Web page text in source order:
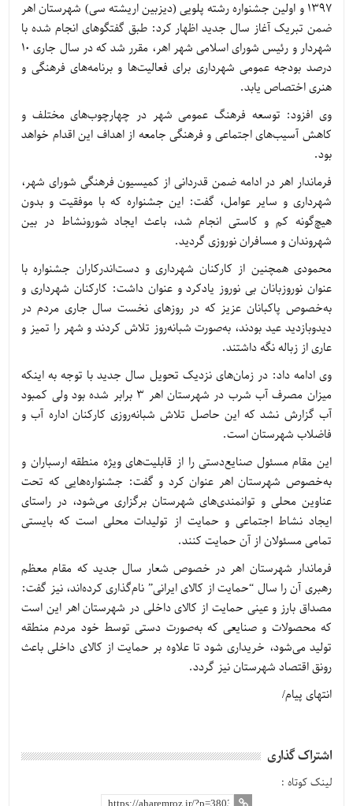
۱۳۹۷ و اولین جشنواره رشته پلویی (دیزبین اریشته سی) شهرستان اهر
ضمن تبریک آغاز سال جدید اظهار کرد: طبق گفتگوهای انجام شده با
شهردار و رئیس شورای اسلامی شهر اهر، مقرر شد که در سال جاری ۱۰
درصد بودجه عمومی شهرداری برای فعالیت‌ها و برنامه‌های فرهنگی و
هنری اختصاص یابد.
وی افزود: توسعه فرهنگ عمومی شهر در چهارچوب‌های مختلف و
کاهش آسیب‌های اجتماعی و فرهنگی جامعه از اهداف این اقدام خواهد
بود.
فرماندار اهر در ادامه ضمن قدردانی از کمیسیون فرهنگی شورای شهر،
شهرداری و سایر عوامل، گفت: این جشنواره که با موفقیت و بدون
هیچ‌گونه کم و کاستی انجام شد، باعث ایجاد شورونشاط در بین
شهروندان و مسافران نوروزی گردید.
محمودی همچنین از کارکنان شهرداری و دست‌اندرکاران جشنواره با
عنوان نوروزبانان بی نوروز یادکرد و عنوان داشت: کارکنان شهرداری و
به‌خصوص پاکبانان عزیز که در روزهای نخست سال جاری مردم در
دیدوبازدید عید بودند، به‌صورت شبانه‌روز تلاش کردند و شهر را تمیز و
عاری از زباله نگه داشتند.
وی ادامه داد: در زمان‌های نزدیک تحویل سال جدید با توجه به اینکه
میزان مصرف آب شرب در شهرستان اهر ۳ برابر شده بود ولی کمبود
آب گزارش نشد که این حاصل تلاش شبانه‌روزی کارکنان اداره آب و
فاضلاب شهرستان است.
این مقام مسئول صنایع‌دستی را از قابلیت‌های ویژه منطقه ارسباران و
به‌خصوص شهرستان اهر عنوان کرد و گفت: جشنواره‌هایی که تحت
عناوین محلی و توانمندی‌های شهرستان برگزاری می‌شود، در راستای
ایجاد نشاط اجتماعی و حمایت از تولیدات محلی است که بایستی
تمامی مسئولان از آن حمایت کنند.
فرماندار شهرستان اهر در خصوص شعار سال جدید که مقام معظم
رهبری آن را سال “حمایت از کالای ایرانی” نام‌گذاری کرده‌اند، نیز گفت:
مصداق بارز و عینی حمایت از کالای داخلی در شهرستان اهر این است
که محصولات و صنایعی که به‌صورت دستی توسط خود مردم منطقه
تولید می‌شود، خریداری شود تا علاوه بر حمایت از کالای داخلی باعث
رونق اقتصاد شهرستان نیز گردد.
انتهای پیام/
اشتراک گذاری
لینک کوتاه :